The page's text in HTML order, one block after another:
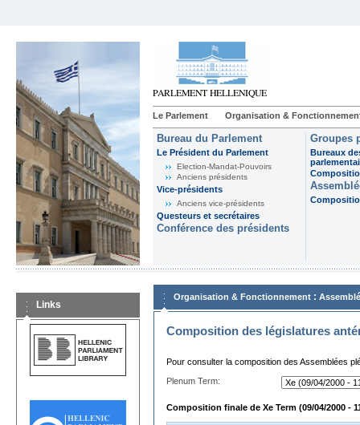
Le Parlement Organisation &
Bureau du Parlement
Le Président du Parlement
Election-Mandat-Pouvoirs
Anciens présidents
Vice-présidents
Anciens vice-présidents
Questeurs et secrétaires
Conférence des présidents
Groupes
Bureaux
Links
Organisation & Fonctionnement :
Composition des législatures
Pour consulter la composition des Assemblées
Plenum Term:
Composition finale de Xe Term (09/04/2000 -